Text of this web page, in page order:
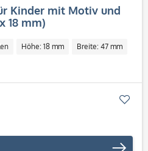
Kinder mit Motiv und
18 mm)
Höhe: 18 mm Breite: 47 mm